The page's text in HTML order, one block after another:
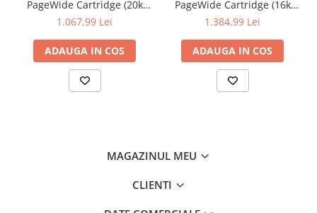
PageWide Cartridge (20k
pag)
1.067,99 Lei
ADAUGA IN COS
PageWide Cartridge (16k
pag)
1.384,99 Lei
ADAUGA IN COS
MAGAZINUL MEU
CLIENTI